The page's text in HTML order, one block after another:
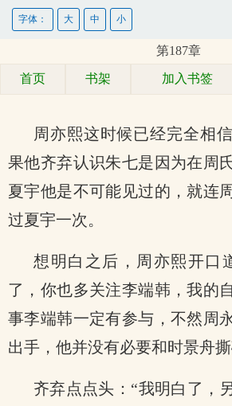
字体： 大 中 小
第187章
首页 书架 加入书签
周亦熙这时候已经完全相
果他齐弃认识朱七是因为在周
夏宇他是不可能见过的，就连
过夏宇一次。
想明白之后，周亦熙开口
了，你也多关注李端韩，我的
事李端韩一定有参与，不然周
出手，他并没有必要和时景舟
齐弃点点头：“我明白了，